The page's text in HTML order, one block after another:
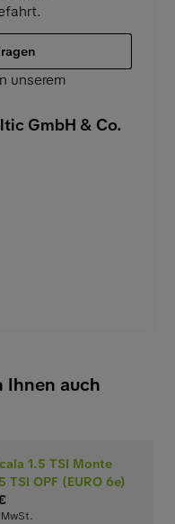
unserem
GmbH & Co.
Ihnen auch
1.5 TSI Monte
TSI OPF (EURO 6e)